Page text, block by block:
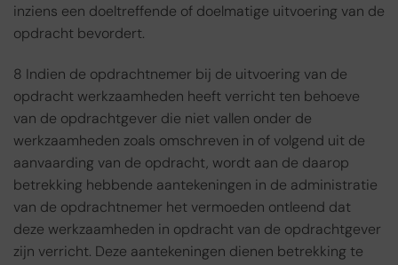
inziens een doeltreffende of doelmatige uitvoering van de
opdracht bevordert.
8 Indien de opdrachtnemer bij de uitvoering van de
opdracht werkzaamheden heeft verricht ten behoeve
van de opdrachtgever die niet vallen onder de
werkzaamheden zoals omschreven in of volgend uit de
aanvaarding van de opdracht, wordt aan de daarop
betrekking hebbende aantekeningen in de administratie
van de opdrachtnemer het vermoeden ontleend dat
deze werkzaamheden in opdracht van de opdrachtgever
zijn verricht. Deze aantekeningen dienen betrekking te